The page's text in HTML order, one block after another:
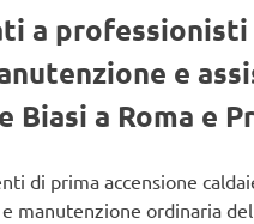
a
e
Biasi a Roma e
di prima accensione
manutenzione ordinaria